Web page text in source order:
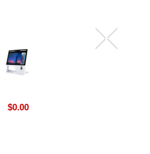
$0.00